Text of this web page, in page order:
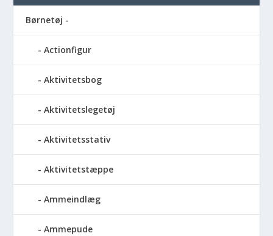
Børnetøj -
Actionfigur
Aktivitetsbog
Aktivitetslegetøj
Aktivitetsstativ
Aktivitetstæppe
Ammeindlæg
Ammepude